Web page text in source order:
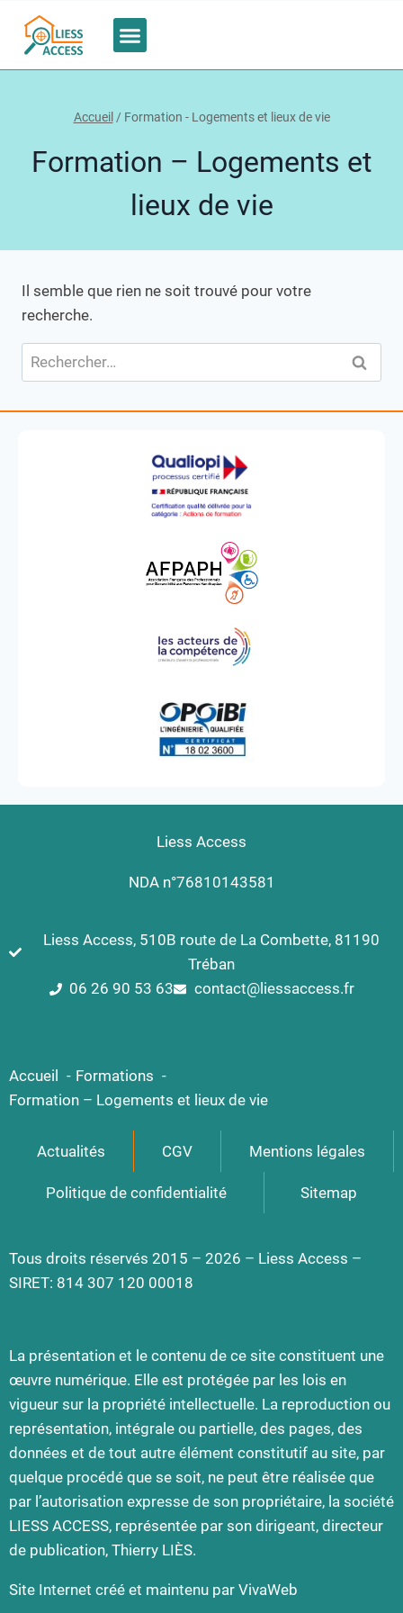
Accueil / Formation - Logements et lieux de vie
Formation – Logements et
lieux de vie
Il semble que rien ne soit trouvé pour votre
recherche.
Liess Access
NDA n°76810143581
Liess Access, 510B route de La Combette, 81190
Tréban
06 26 90 53 63
contact@liessaccess.fr
Accueil
Formations
Formation – Logements et lieux de vie
Actualités CGV Mentions légales
Politique de confidentialité Sitemap
Tous droits réservés 2015 – 2026 – Liess Access –
SIRET: 814 307 120 00018
La présentation et le contenu de ce site constituent une
œuvre numérique. Elle est protégée par les lois en
vigueur sur la propriété intellectuelle. La reproduction ou
représentation, intégrale ou partielle, des pages, des
données et de tout autre élément constitutif au site, par
quelque procédé que se soit, ne peut être réalisée que
par l’autorisation expresse de son propriétaire, la société
LIESS ACCESS, représentée par son dirigeant, directeur
de publication, Thierry LIÈS.
Site Internet créé et maintenu par VivaWeb